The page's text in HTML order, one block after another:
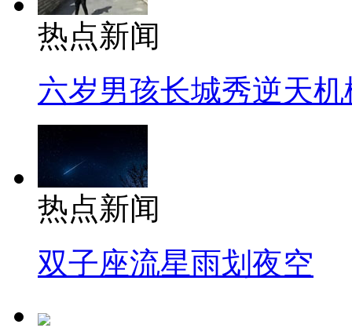
热点新闻
六岁男孩长城秀逆天机
热点新闻
双子座流星雨划夜空